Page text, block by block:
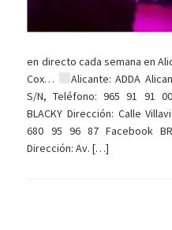
en directo cada semana en
Cox…
Alicante: ADDA
S/N, Teléfono: 965 91 91
BLACKY Dirección: Calle
680 95 96 87 Facebook
Dirección: Av. […]